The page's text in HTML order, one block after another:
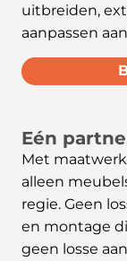
uitbreiden,
aanpassen
Eén
Met
alleen
regie. Geen
en montage
geen losse